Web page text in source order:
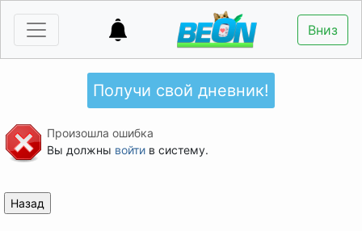
Вниз
Получи свой дневник!
Произошла ошибка
Вы должны войтив систему.